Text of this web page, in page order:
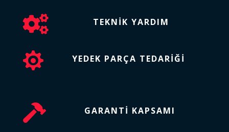
 TEKNIK YARDIM
 YEDEK PARÇA TEDARIĞI
 GARANTI KAPSAMI